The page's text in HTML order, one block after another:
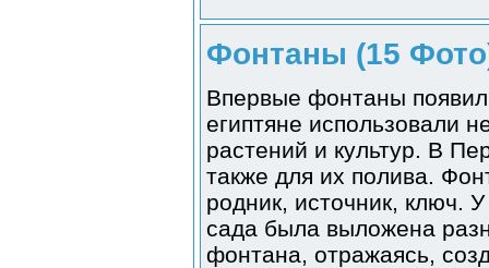
Фонтаны (15
Впервые фонтаны
египтяне использовали
растений и культур. В
также для их полива.
родник, источник, ключ.
сада была выложена
фонтана, отражаясь,